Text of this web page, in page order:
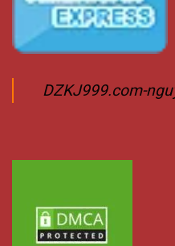
DZKJ999.com-